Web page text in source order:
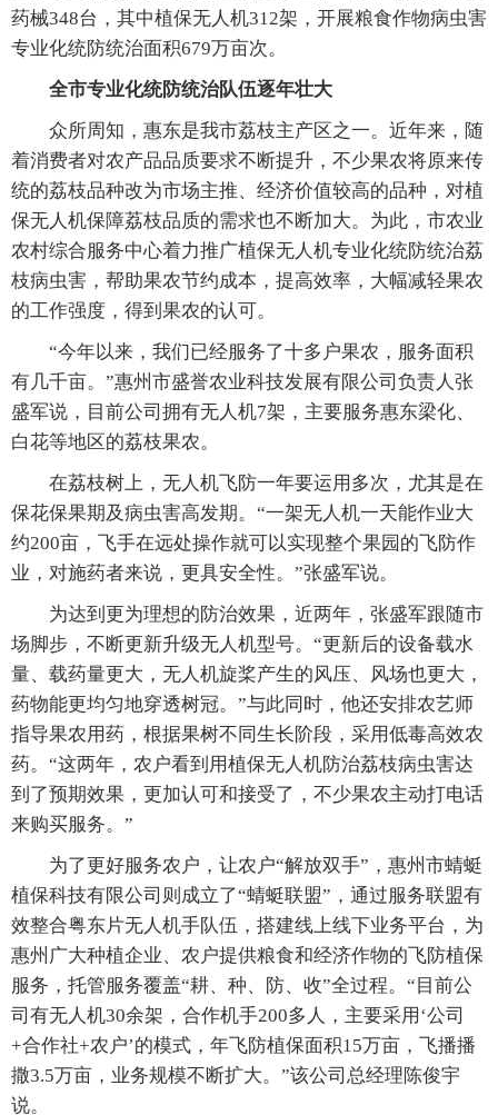
药械348台，其中植保无人机312架，开展粮食作物病虫害
专业化统防统治面积679万亩次。
全市专业化统防统治队伍逐年壮大
众所周知，惠东是我市荔枝主产区之一。近年来，随
着消费者对农产品品质要求不断提升，不少果农将原来传
统的荔枝品种改为市场主推、经济价值较高的品种，对植
保无人机保障荔枝品质的需求也不断加大。为此，市农业
农村综合服务中心着力推广植保无人机专业化统防统治荔
枝病虫害，帮助果农节约成本，提高效率，大幅减轻果农
的工作强度，得到果农的认可。
“今年以来，我们已经服务了十多户果农，服务面积
有几千亩。”惠州市盛誉农业科技发展有限公司负责人张
盛军说，目前公司拥有无人机7架，主要服务惠东梁化、
白花等地区的荔枝果农。
在荔枝树上，无人机飞防一年要运用多次，尤其是在
保花保果期及病虫害高发期。“一架无人机一天能作业大
约200亩，飞手在远处操作就可以实现整个果园的飞防作
业，对施药者来说，更具安全性。”张盛军说。
为达到更为理想的防治效果，近两年，张盛军跟随市
场脚步，不断更新升级无人机型号。“更新后的设备载水
量、载药量更大，无人机旋桨产生的风压、风场也更大，
药物能更均匀地穿透树冠。”与此同时，他还安排农艺师
指导果农用药，根据果树不同生长阶段，采用低毒高效农
药。“这两年，农户看到用植保无人机防治荔枝病虫害达
到了预期效果，更加认可和接受了，不少果农主动打电话
来购买服务。”
为了更好服务农户，让农户“解放双手”，惠州市蜻蜓
植保科技有限公司则成立了“蜻蜓联盟”，通过服务联盟有
效整合粤东片无人机手队伍，搭建线上线下业务平台，为
惠州广大种植企业、农户提供粮食和经济作物的飞防植保
服务，托管服务覆盖“耕、种、防、收”全过程。“目前公
司有无人机30余架，合作机手200多人，主要采用‘公司
+合作社+农户’的模式，年飞防植保面积15万亩，飞播播
撒3.5万亩，业务规模不断扩大。”该公司总经理陈俊宇
说。